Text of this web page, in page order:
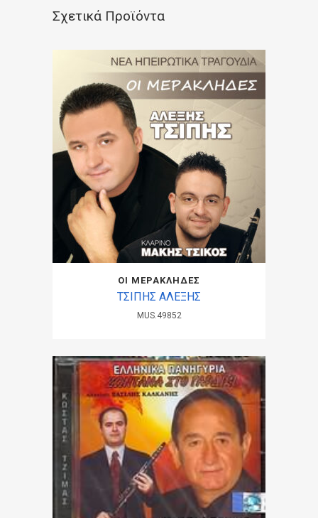
Σχετικά Προϊόντα
ΟΙ ΜΕΡΑΚΛΗΔΕΣ
ΤΣΙΠΗΣ ΑΛΕΞΗΣ
MUS.49852